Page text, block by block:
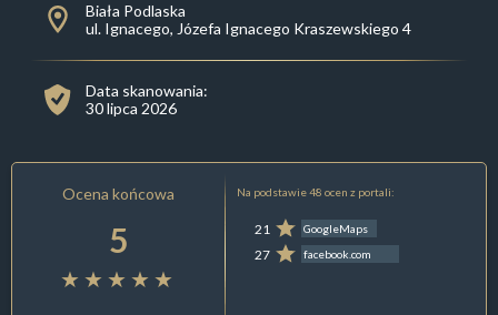
Biała Podlaska
ul. Ignacego, Józefa Ignacego Kraszewskiego 4
Data skanowania:
30 lipca 2026
Ocena końcowa
5
Na podstawie 48 ocen z portali:
21 GoogleMaps
27 facebook.com